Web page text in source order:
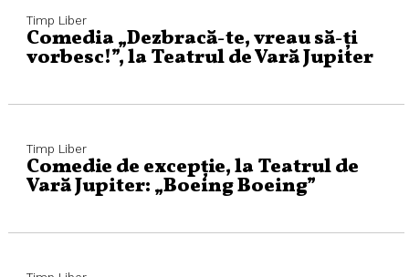
Timp Liber
Comedia „Dezbracă-te, vreau să-ți
vorbesc!”, la Teatrul de Vară Jupiter
Timp Liber
Comedie de excepție, la Teatrul de
Vară Jupiter: „Boeing Boeing”